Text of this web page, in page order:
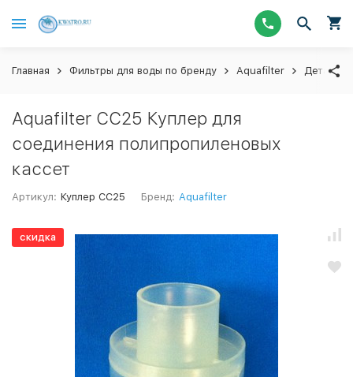
Главная Фильтры для воды по бренду Aquafilter Детали и
Aquafilter CC25 Куплер для
соединения полипропиленовых
кассет
Артикул: Куплер CC25 Бренд: Aquafilter
скидка